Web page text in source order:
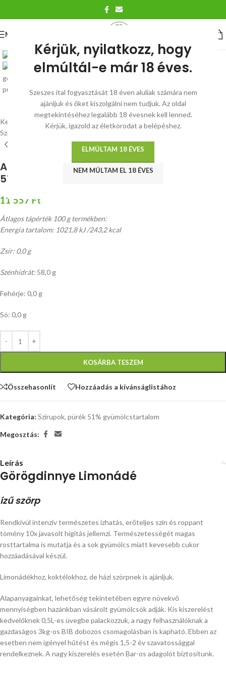
Kérjük, nyilatkozz, hogy
elmúltál-e már 18 éves.
Szeszes ital fogyasztását 18 éven aluliak számára nem
ajánljuk és őket kiszolgálni nem tudjuk. Az oldal
megtekintéséhez legalább 18 évesnek kell lenned.
Kérjük, igazold az életkorodat a belépéshez.
ELMÚLTAM 18 ÉVES
NEM MÚLTAM EL 18 ÉVES
MENÜ
Nagyítás
Kezdőlap szirup, püré, szósz / Ambassabor
Szirupok, pürék 51% gyümölcstartalom
Ambassador görögdinnye limonádé püré
51% 3000 g
11 557 Ft
Átlagos tápérték 100 g termékben:
Energia tartalom: 1021,8 kJ /243,2 kcal
Zsír: 0,0 g
Szénhidrát: 58,0 g
Fehérje: 0,0 g
Só: 0,0 g
KOSÁRBA TESZEM
Összehasonlít Hozzáadás a kívánságlistához
Kategória: Szirupok, pürék 51% gyümölcstartalom
Megosztás:
Leírás
Görögdinnye Limonádé
ízű szörp
Rendkívül intenzív természetes ízhatás, erőteljes szín és roppant
tömény 10x javasolt hígítás jellemzi. Természetességét magas
rosttartalma is mutatja és a sok gyümölcs miatt kevesebb cukor
hozzáadásával készül.
Limonádékhoz, koktélokhoz, de házi szörpnek is ajánljuk.
Alapanyagainkat, lehetőség tekintetében egyre növekvő
mennyiségben hazánkban vásárolt gyümölcsök adják. Kis kiszerelést
kedvelőknek 0,5L-es üvegbe palackozzuk, a nagy felhasználóknak a
gazdaságos 3kg-os BIB dobozos csomagolásban is kapható. Ebben az
esetben nem igényel hűtést és mégis 1,5-2 év szavatossággal
rendelkeznek. A nagy kiszerelés esetén Bar-os adagolót biztosítunk.